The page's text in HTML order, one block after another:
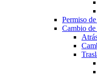
Permiso
Cambio